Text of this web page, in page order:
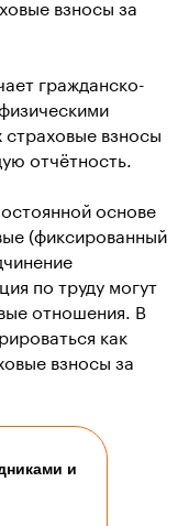
взносы за
гражданско-
страховые взносы
отчётность.
основе
(фиксированный
по труду могут
отношения. В
как
взносы за
и